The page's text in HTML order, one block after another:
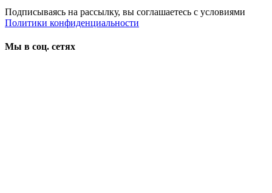
Подписываясь на рассылку, вы соглашаетесь с условиями
Политики конфиденциальности
Мы в соц. сетях